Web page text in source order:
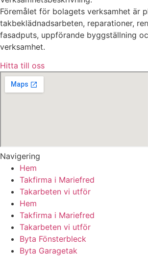
Föremålet för bolagets verksamhet är
takbeklädnadsarbeten, reparationer,
fasadputs, uppförande byggställning
verksamhet.
Hitta till oss
Navigering
Hem
Takfirma i Mariefred
Takarbeten vi utför
Hem
Takfirma i Mariefred
Takarbeten vi utför
Byta Fönsterbleck
Byta Garagetak